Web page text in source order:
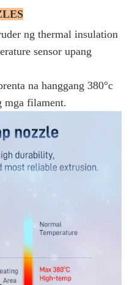
ng thermal insulation
sensor upang
na hanggang 380°c
mga filament.